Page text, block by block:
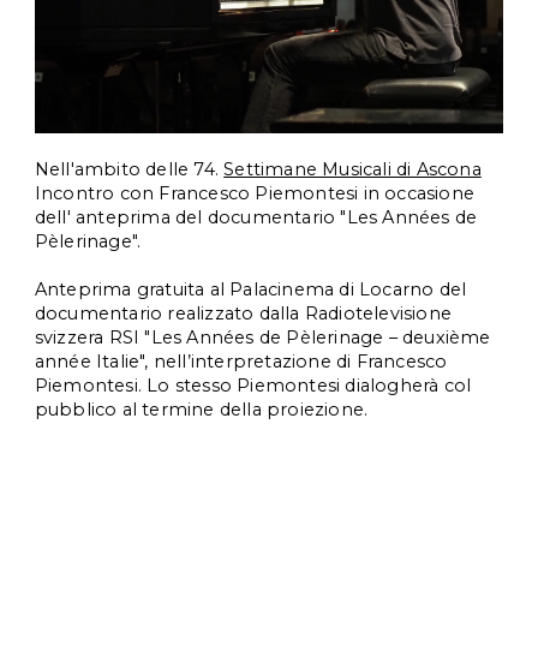
Nell'ambito delle 74. Settimane Musicali di Ascona
Incontro con Francesco Piemontesi in occasione
dell' anteprima del documentario "Les Années de
Pèlerinage".
Anteprima gratuita al Palacinema di Locarno del
documentario realizzato dalla Radiotelevisione
svizzera RSI "Les Années de Pèlerinage – deuxième
année Italie", nell’interpretazione di Francesco
Piemontesi. Lo stesso Piemontesi dialogherà col
pubblico al termine della proiezione.